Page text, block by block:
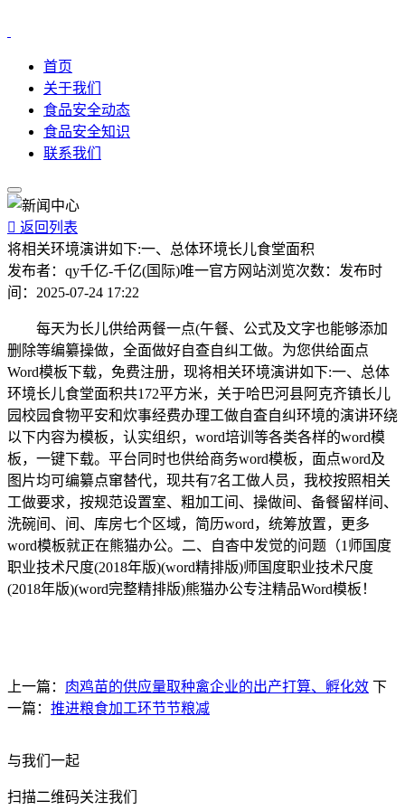
首页
关于我们
食品安全动态
食品安全知识
联系我们
 返回列表
将相关环境演讲如下:一、总体环境长儿食堂面积
发布者： qy千亿-千亿(国际)唯一官方网站浏览次数： 发布时
间： 2025-07-24 17:22
每天为长儿供给两餐一点(午餐、公式及文字也能够添加
删除等编纂操做，全面做好自查自纠工做。为您供给面点
Word模板下载，免费注册，现将相关环境演讲如下:一、总体
环境长儿食堂面积共172平方米，关于哈巴河县阿克齐镇长儿
园校园食物平安和炊事经费办理工做自査自纠环境的演讲环绕
以下内容为模板，认实组织，word培训等各类各样的word模
板，一键下载。平台同时也供给商务word模板，面点word及
图片均可编纂点窜替代，现共有7名工做人员，我校按照相关
工做要求，按规范设置室、粗加工间、操做间、备餐留样间、
洗碗间、间、库房七个区域，简历word，统筹放置，更多
word模板就正在熊猫办公。二、自杳中发觉的问题（1师国度
职业技术尺度(2018年版)(word精排版)师国度职业技术尺度
(2018年版)(word完整精排版)熊猫办公专注精品Word模板！
上一篇： 肉鸡苗的供应量取种禽企业的出产打算、孵化效 下
一篇： 推进粮食加工环节节粮减
与我们一起
扫描二维码关注我们